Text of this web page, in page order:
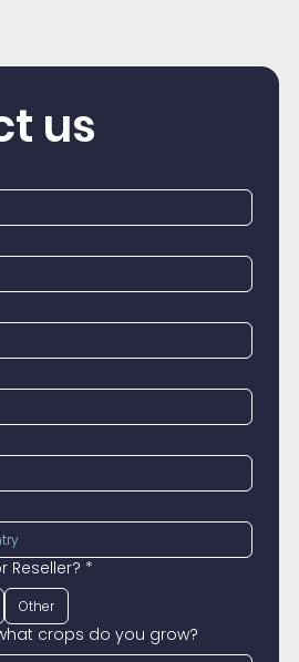
us
Reseller? *
Other
crops do you grow?